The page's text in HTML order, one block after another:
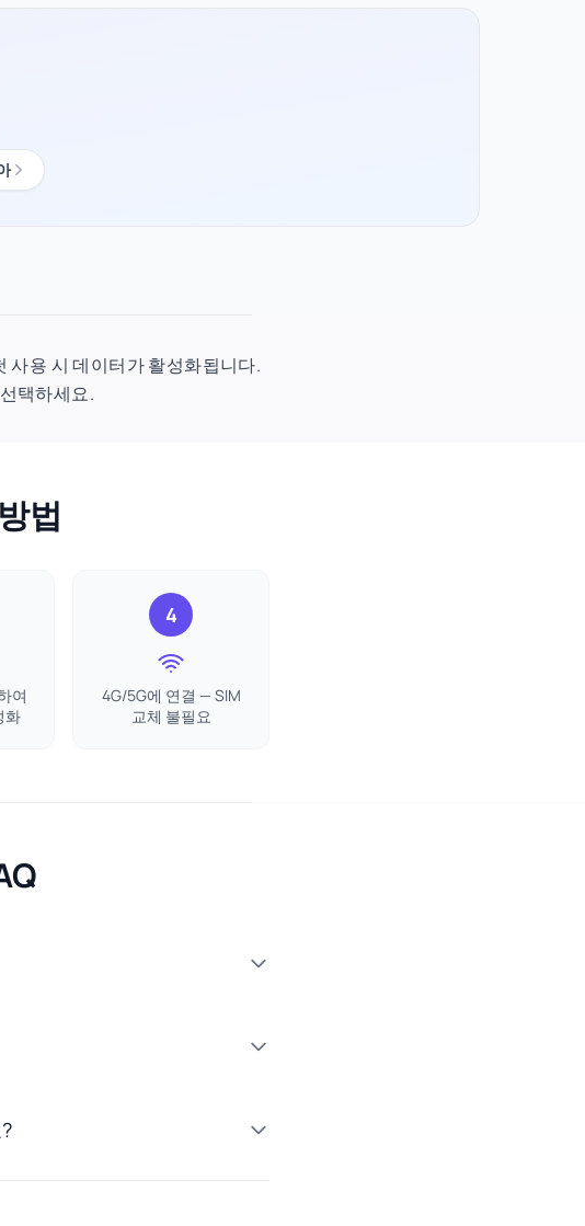
사용 시 데이터가 활성화됩니다.
택하세요.
법
여
화
4
4G/5G에 연결 — SIM
교체 불필요